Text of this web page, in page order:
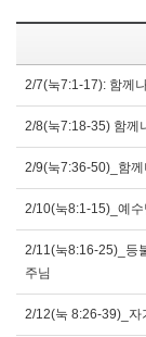
2/7(눅7:1-17): 함께
2/8(눅7:18-35) 함께
2/9(눅7:36-50)_함
2/10(눅8:1-15)_예
2/11(눅8:16-25)_등
주님
2/12(눅 8:26-39)_자